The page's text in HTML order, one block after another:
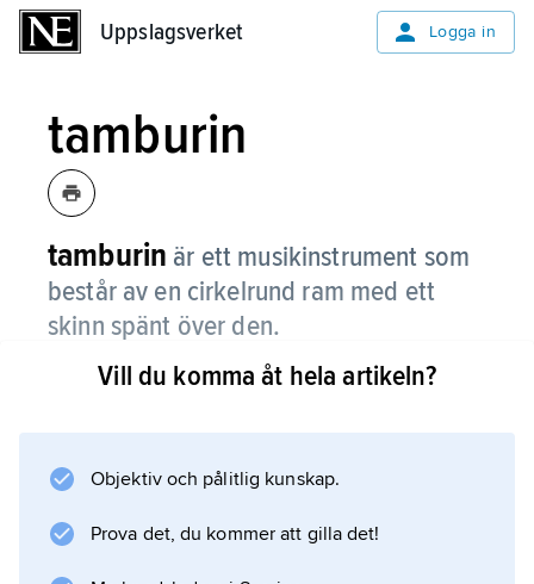
Uppslagsverket Logga in
tamburin
tamburin är ett musikinstrument som
består av en cirkelrund ram med ett
skinn spänt över den.
I ramen sitter metallplattor som rasslar när
som saknar skinn.
Vill du komma åt hela artikeln?
Objektiv och pålitlig kunskap.
Prova det, du kommer att gilla det!